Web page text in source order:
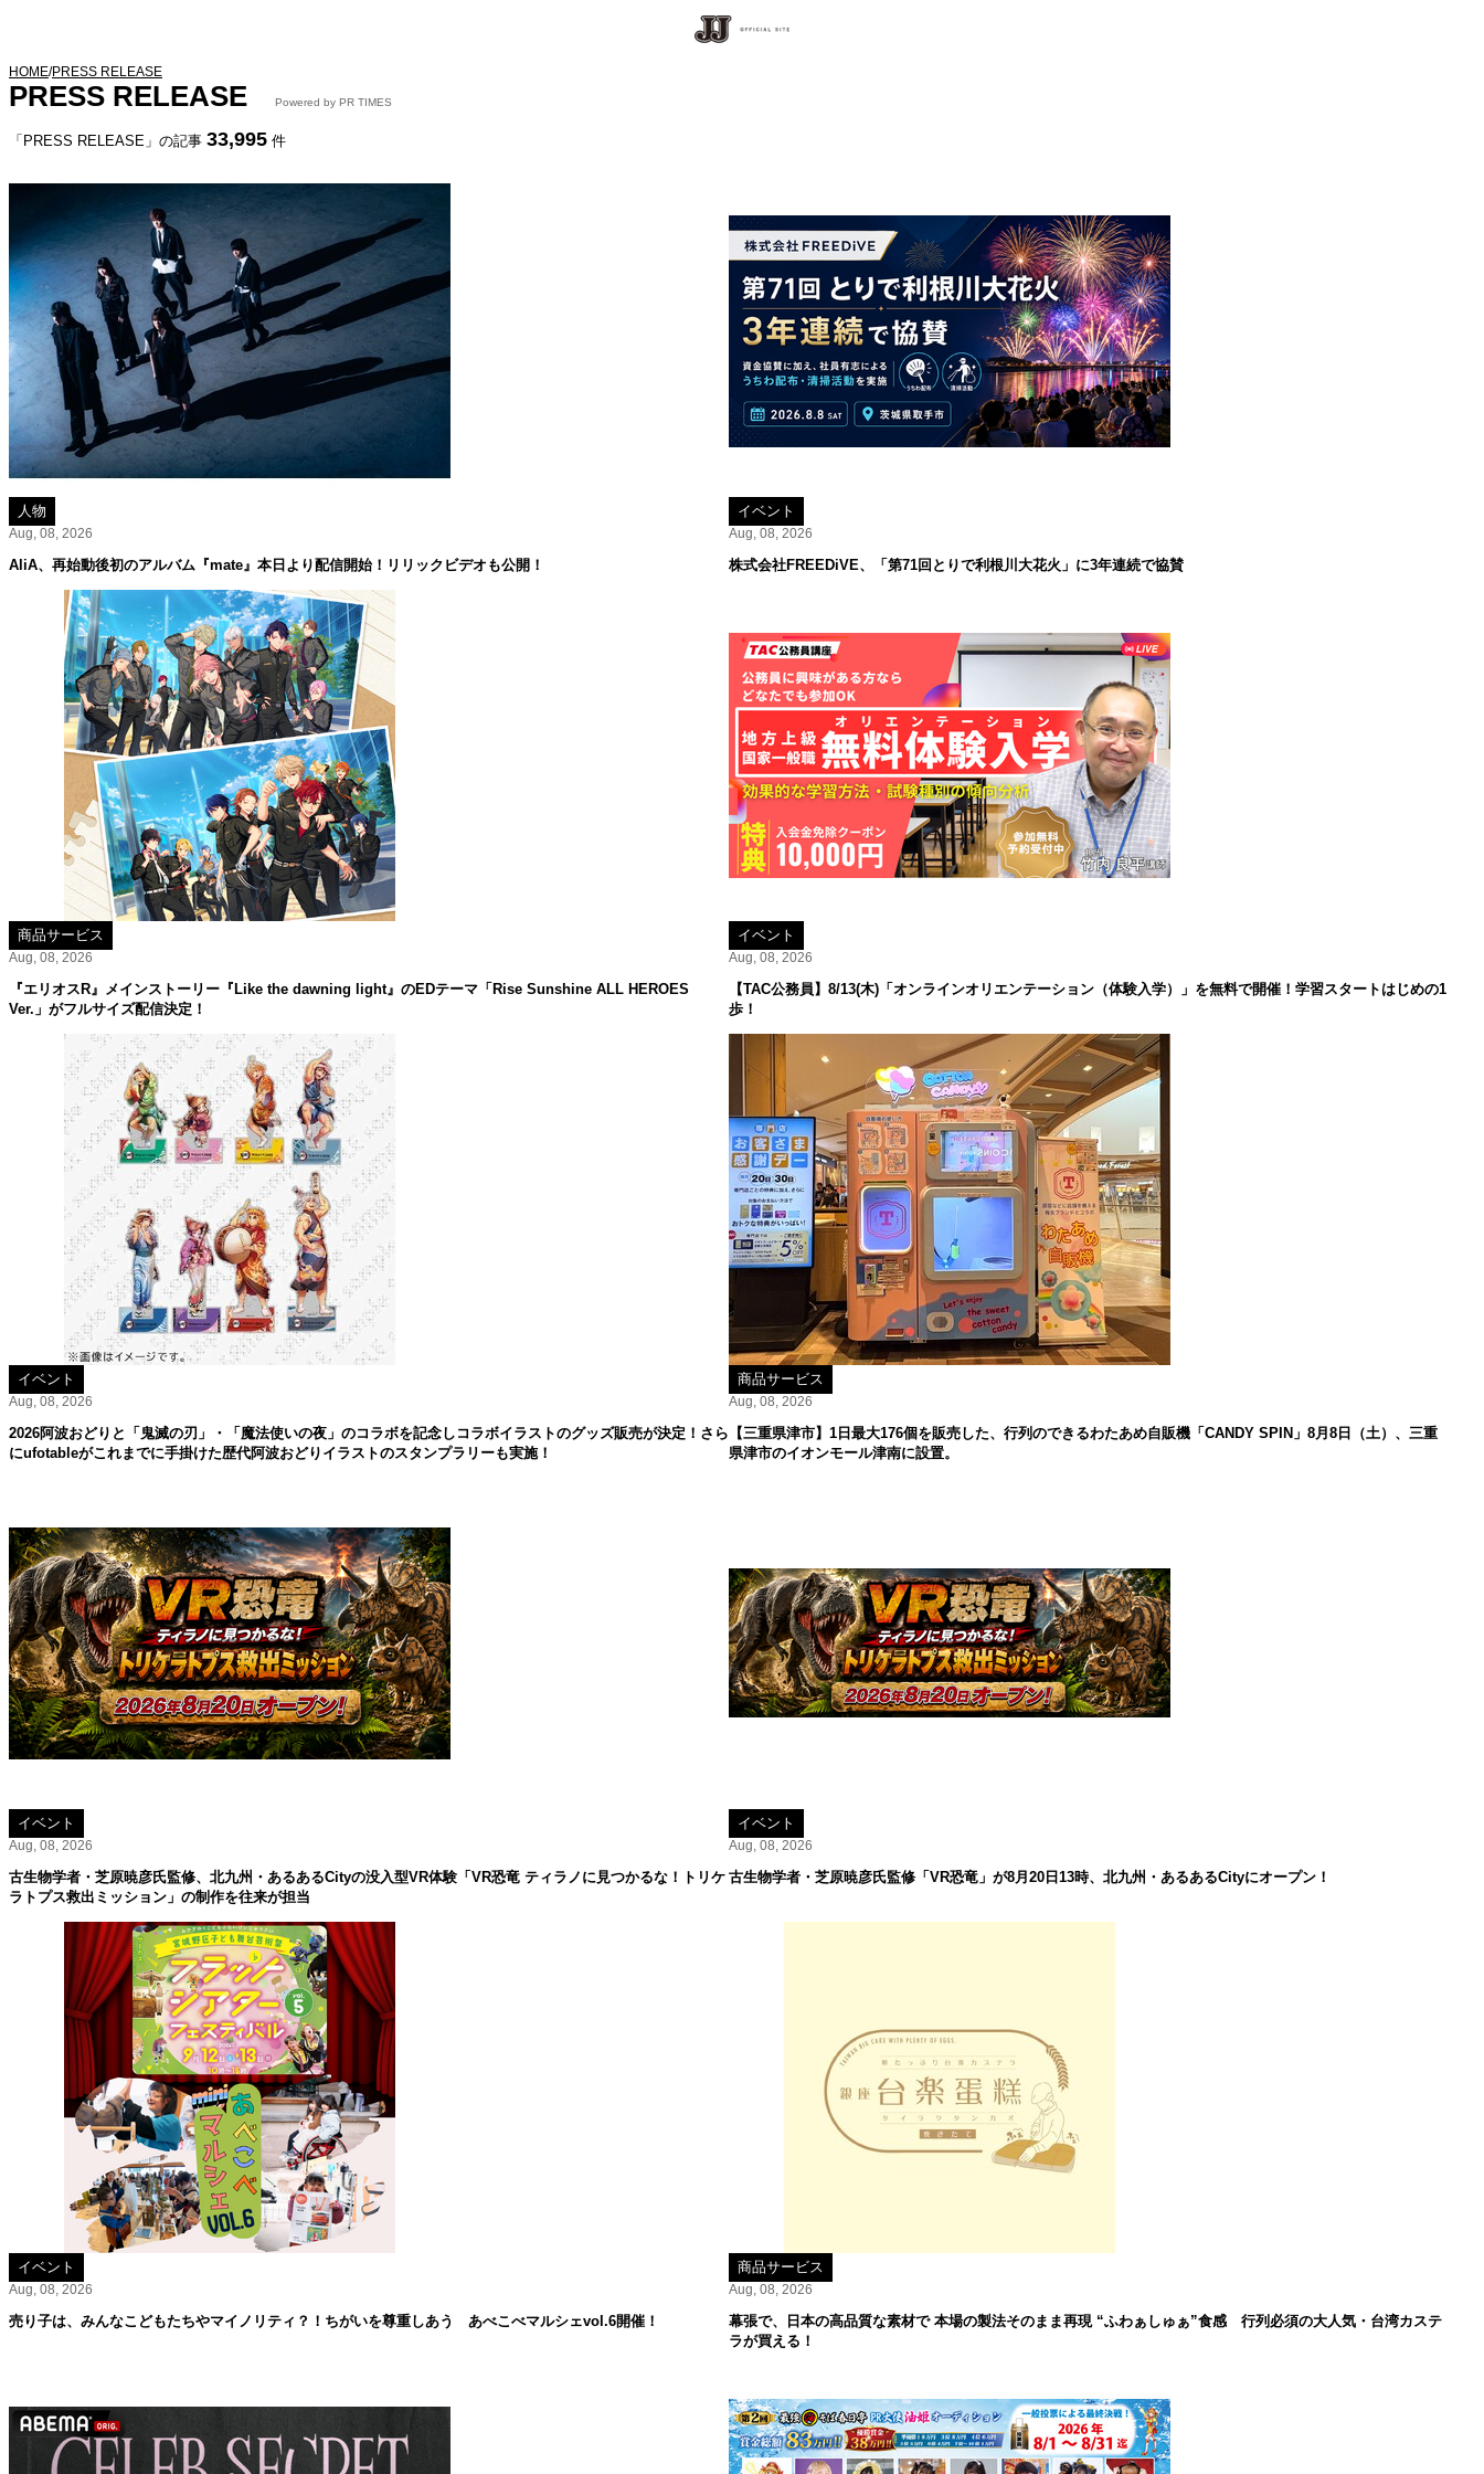
HOME/PRESS RELEASE
PRESS RELEASE Powered by PR TIMES
「PRESS RELEASE」の記事 33,995 件
人物
Aug, 08, 2026
AliA、再始動後初のアルバム『mate』本日より配信開始！リリックビデオも公開！
イベント
Aug, 08, 2026
株式会社FREEDiVE、「第71回とりで利根川大花火」に3年連続で協賛
商品サービス
Aug, 08, 2026
『エリオスR』メインストーリー『Like the dawning light』のEDテーマ「Rise Sunshine ALL HEROES
Ver.」がフルサイズ配信決定！
イベント
Aug, 08, 2026
【TAC公務員】8/13(木)「オンラインオリエンテーション（体験入学）」を無料で開催！学習スタートはじめの1
歩！
イベント
Aug, 08, 2026
2026阿波おどりと「鬼滅の刃」・「魔法使いの夜」のコラボを記念しコラボイラストのグッズ販売が決定！さら
にufotableがこれまでに手掛けた歴代阿波おどりイラストのスタンプラリーも実施！
商品サービス
Aug, 08, 2026
【三重県津市】1日最大176個を販売した、行列のできるわたあめ自販機「CANDY SPIN」8月8日（土）、三重
県津市のイオンモール津南に設置。
イベント
Aug, 08, 2026
古生物学者・芝原暁彦氏監修、北九州・あるあるCityの没入型VR体験「VR恐竜 ティラノに見つかるな！トリケ
ラトプス救出ミッション」の制作を往来が担当
イベント
Aug, 08, 2026
古生物学者・芝原暁彦氏監修「VR恐竜」が8月20日13時、北九州・あるあるCityにオープン！
イベント
Aug, 08, 2026
売り子は、みんなこどもたちやマイノリティ？！ちがいを尊重しあう あべこべマルシェvol.6開催！
商品サービス
Aug, 08, 2026
幕張で、日本の高品質な素材で 本場の製法そのまま再現 “ふわぁしゅぁ”食感 行列必須の大人気・台湾カステ
ラが買える！